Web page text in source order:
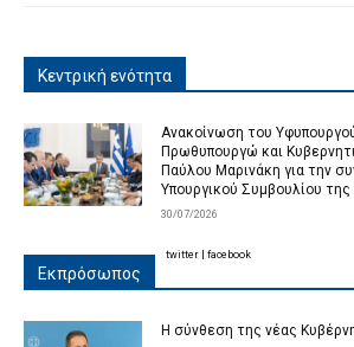
Κεντρική ενότητα
Ανακοίνωση του
Πρωθυπουργώ και
Παύλου Μαρινάκη για την
Υπουργικού Συμβουλίου της
30/07/2026
Εκπρόσωπος
Η σύνθεση της νέας
twitter facebook